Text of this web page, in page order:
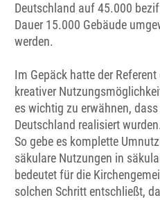
Deutschland auf 45.000
Dauer 15.000 Gebäude
werden.
Im Gepäck hatte der
kreativer
es wichtig zu erwähnen,
Deutschland realisiert wurden.
So gebe es komplette
säkulare Nutzungen in
bedeutet für die
solchen Schritt entschließt,